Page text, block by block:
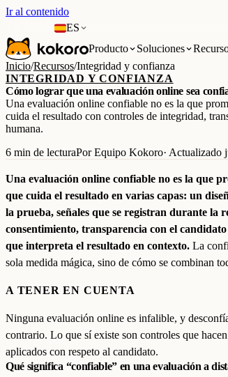
Ir al contenido
ES
Producto
Soluciones
Inicio/Recursos/Integridad y confianza
INTEGRIDAD Y CONFIANZA
Cómo lograr que una evaluación online sea
Una evaluación online confiable no es la que
cuida el resultado con controles de integridad,
humana.
6 min de lecturaPor Equipo Kokoro· Actualizado
Una evaluación online confiable no es la que
que cuida el resultado en varias capas: un
la prueba, señales que se registran durante la
consentimiento, transparencia con el
que interpreta el resultado en contexto. La
sola medida mágica, sino de cómo se combinan
A TENER EN CUENTA
Ninguna evaluación online es infalible, y
contrario. Lo que sí existe son controles que
aplicados con respeto al candidato.
Qué significa “confiable” en una evaluación a